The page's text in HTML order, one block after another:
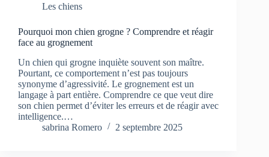
Les chiens
Pourquoi mon chien grogne ? Comprendre et réagir
face au grognement
Un chien qui grogne inquiète souvent son maître.
Pourtant, ce comportement n’est pas toujours
synonyme d’agressivité. Le grognement est un
langage à part entière. Comprendre ce que veut dire
son chien permet d’éviter les erreurs et de réagir avec
intelligence.…
sabrina Romero
2 septembre 2025